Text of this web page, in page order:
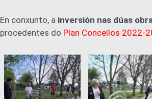
En conxunto, a inversión nas dúas
procedentes do Plan Concellos 2022-